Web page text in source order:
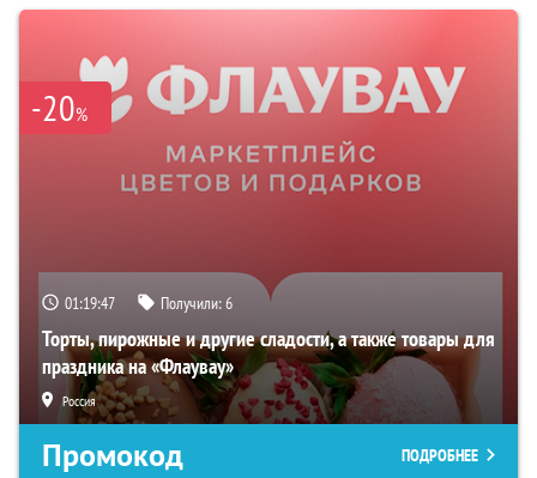
-20%
01:19:46 Получили:6
Торты, пирожные и другие сладости, а также товары для
праздника на «Флаувау»
Россия
Промокод ПОДРОБНЕЕ